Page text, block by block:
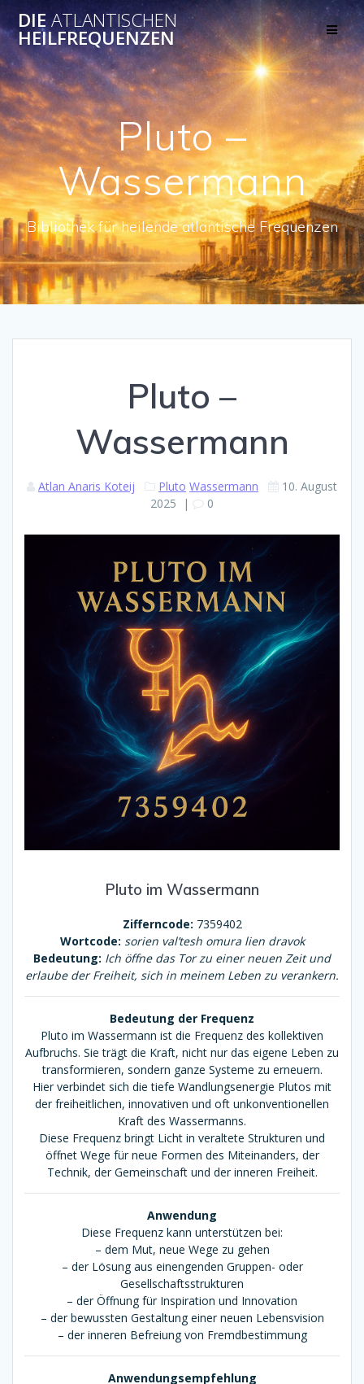
Skip
to
content
DIEATLANTISCHEN
HEILFREQUENZEN
Pluto –
Wassermann
Bibliothek für heilende atlantische Frequenzen
Pluto –
Wassermann
Atlan Anaris Koteij Pluto Wassermann
10. August
2025 | 0
Pluto im Wassermann
Zifferncode: 7359402
Wortcode: sorien val’tesh omura lien dravok
Bedeutung: Ich öffne das Tor zu einer neuen Zeit und
erlaube der Freiheit, sich in meinem Leben zu verankern.
Bedeutung der Frequenz
Pluto im Wassermann ist die Frequenz des kollektiven
Aufbruchs. Sie trägt die Kraft, nicht nur das eigene Leben zu
transformieren, sondern ganze Systeme zu erneuern.
Hier verbindet sich die tiefe Wandlungsenergie Plutos mit
der freiheitlichen, innovativen und oft unkonventionellen
Kraft des Wassermanns.
Diese Frequenz bringt Licht in veraltete Strukturen und
öffnet Wege für neue Formen des Miteinanders, der
Technik, der Gemeinschaft und der inneren Freiheit.
Anwendung
Diese Frequenz kann unterstützen bei:
– dem Mut, neue Wege zu gehen
– der Lösung aus einengenden Gruppen- oder
Gesellschaftsstrukturen
– der Öffnung für Inspiration und Innovation
– der bewussten Gestaltung einer neuen Lebensvision
– der inneren Befreiung von Fremdbestimmung
Anwendungsempfehlung